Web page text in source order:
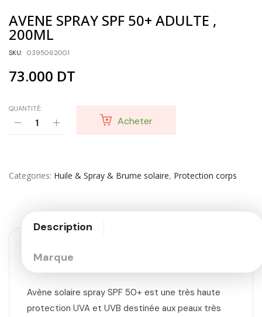
AVENE SPRAY SPF 50+ ADULTE ,
200ML
SKU: 0395062001
73.000 DT
QUANTITÉ:
Acheter
Categories Huile & Spray & Brume solaire, Protection corps
Description
Marque
Avène solaire spray SPF 50+ est une très haute
protection UVA et UVB destinée aux peaux très